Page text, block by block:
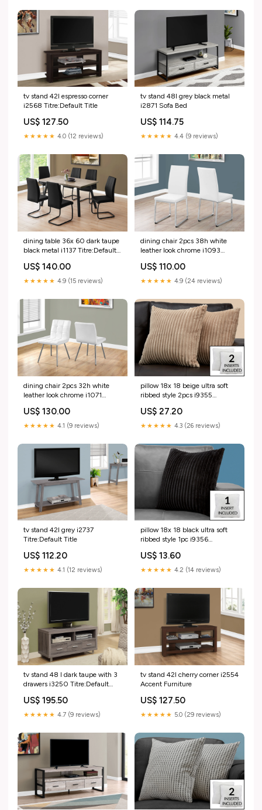
tv stand 42l espresso corner
i2568 Titre:Default Title
US$ 127.50
★★★★★ 4.0 (12 reviews)
tv stand 48l grey black metal
i2871 Sofa Bed
US$ 114.75
★★★★★ 4.4 (9 reviews)
dining table 36x 60 dark taupe
black metal i1137 Titre:Default
US$ 140.00
★★★★★ 4.9 (15 reviews)
dining chair 2pcs 38h white
leather look chrome i1093
US$ 110.00
★★★★★ 4.9 (24 reviews)
dining chair 2pcs 32h white
leather look chrome i1071
US$ 130.00
★★★★★ 4.1 (9 reviews)
pillow 18x 18 beige ultra soft
ribbed style 2pcs i9355
US$ 27.20
★★★★★ 4.3 (26 reviews)
tv stand 42l grey i2737
Titre:Default Title
US$ 112.20
★★★★★ 4.1 (12 reviews)
pillow 18x 18 black ultra soft
ribbed style 1pc i9356
US$ 13.60
★★★★★ 4.2 (14 reviews)
tv stand 48 l dark taupe with 3
drawers i3250 Titre:Default
US$ 195.50
★★★★★ 4.7 (9 reviews)
tv stand 42l cherry corner i2554
Accent Furniture
US$ 127.50
★★★★★ 5.0 (29 reviews)